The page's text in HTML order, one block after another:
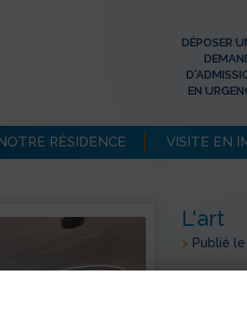
DÉPOSER
EN
RÉSIDENCE VISITE EN
L'art
> Publié
Le SAS